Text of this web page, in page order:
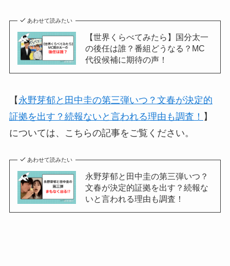
あわせて読みたい
【世界くらべてみたら】国分太一
の後任は誰？番組どうなる？MC
代役候補に期待の声！
【 永野芽郁と田中圭の第三弾いつ？文春が決定的
証拠を出す？続報ないと言われる理由も調査！ 】
については、こちらの記事をご覧ください。
あわせて読みたい
永野芽郁と田中圭の第三弾いつ？
文春が決定的証拠を出す？続報な
いと言われる理由も調査！